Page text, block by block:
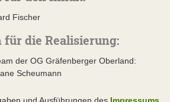
Fischer
die Realisierung:
der OG Gräfenberger Oberland:
Scheumann